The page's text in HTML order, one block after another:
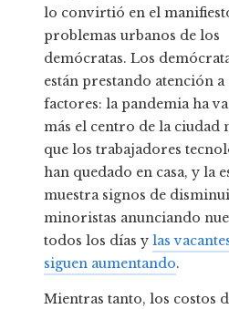
lo convirtió en el
problemas urbanos de los
demócratas. Los
están prestando atención
factores: la pandemia ha
más el centro de la ciudad
que los trabajadores
han quedado en casa, y la
muestra signos de
minoristas anunciando
todos los días y las
siguen aumentando.
Mientras tanto, los costos